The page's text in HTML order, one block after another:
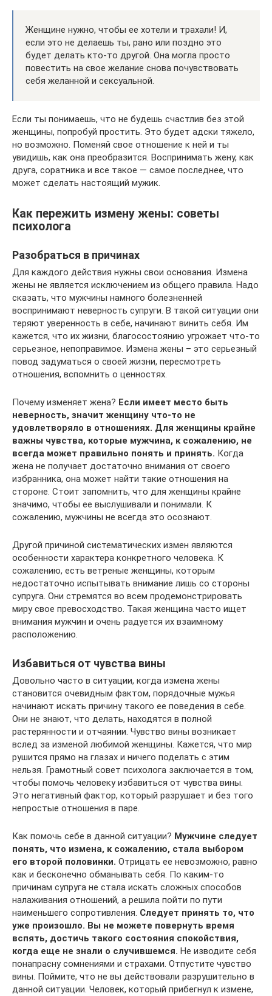
Женщине нужно, чтобы ее хотели и трахали! И,
если это не делаешь ты, рано или поздно это
будет делать кто-то другой. Она могла просто
повестить на свое желание снова почувствовать
себя желанной и сексуальной.
Если ты понимаешь, что не будешь счастлив без этой
женщины, попробуй простить. Это будет адски тяжело,
но возможно. Поменяй свое отношение к ней и ты
увидишь, как она преобразится. Воспринимать жену, как
друга, соратника и все такое — самое последнее, что
может сделать настоящий мужик.
Как пережить измену жены: советы
психолога
Разобраться в причинах
Для каждого действия нужны свои основания. Измена
жены не является исключением из общего правила. Надо
сказать, что мужчины намного болезненней
воспринимают неверность супруги. В такой ситуации они
теряют уверенность в себе, начинают винить себя. Им
кажется, что их жизни, благосостоянию угрожает что-то
серьезное, непоправимое. Измена жены – это серьезный
повод задуматься о своей жизни, пересмотреть
отношения, вспомнить о ценностях.
Почему изменяет жена? Если имеет место быть
неверность, значит женщину что-то не
удовлетворяло в отношениях. Для женщины крайне
важны чувства, которые мужчина, к сожалению, не
всегда может правильно понять и принять. Когда
жена не получает достаточно внимания от своего
избранника, она может найти такие отношения на
стороне. Стоит запомнить, что для женщины крайне
значимо, чтобы ее выслушивали и понимали. К
сожалению, мужчины не всегда это осознают.
Другой причиной систематических измен являются
особенности характера конкретного человека. К
сожалению, есть ветреные женщины, которым
недостаточно испытывать внимание лишь со стороны
супруга. Они стремятся во всем продемонстрировать
миру свое превосходство. Такая женщина часто ищет
внимания мужчин и очень радуется их взаимному
расположению.
Избавиться от чувства вины
Довольно часто в ситуации, когда измена жены
становится очевидным фактом, порядочные мужья
начинают искать причину такого ее поведения в себе.
Они не знают, что делать, находятся в полной
растерянности и отчаянии. Чувство вины возникает
вслед за изменой любимой женщины. Кажется, что мир
рушится прямо на глазах и ничего поделать с этим
нельзя. Грамотный совет психолога заключается в том,
чтобы помочь человеку избавиться от чувства вины.
Это негативный фактор, который разрушает и без того
непростые отношения в паре.
Как помочь себе в данной ситуации? Мужчине следует
понять, что измена, к сожалению, стала выбором
его второй половинки. Отрицать ее невозможно, равно
как и бесконечно обманывать себя. По каким-то
причинам супруга не стала искать сложных способов
налаживания отношений, а решила пойти по пути
наименьшего сопротивления. Следует принять то, что
уже произошло. Вы не можете повернуть время
вспять, достичь такого состояния спокойствия,
когда еще не знали о случившемся. Не изводите себя
понапрасну сомнениями и страхами. Отпустите чувство
вины. Поймите, что не вы действовали разрушительно в
данной ситуации. Человек, который прибегнул к измене,